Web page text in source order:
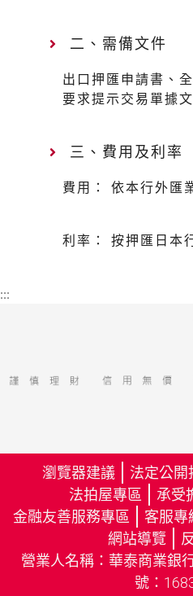
二、需備文件
出口押匯申請書、
要求提示交易單據
三、費用及利率
費用： 依本行外匯
利率： 按押匯日本
:::
瀏覽器建議 法定公開
法拍屋專區
承受
金融友善服務專區
（
另
開
客服專
網站導覽
營業人名稱：華泰商業
號：